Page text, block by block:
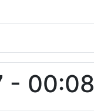
- 00:08